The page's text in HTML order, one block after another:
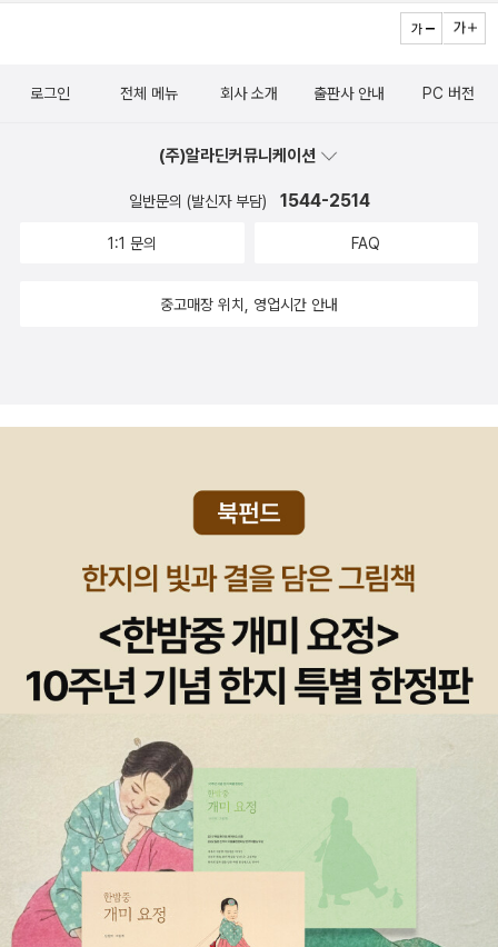
아는 사람, 늘 상대에게 “더 좋은 말을 주고 싶”[「히쓰지분가쿠
들은 무게감을 가질 수밖에 없다. 이번 시집의 해설을 맡은 문학
에 대한 깊은 이해 아래 함부로 “믿음의 언어와 공동의 언어를”
허물지 않는다. 언제든 “진심에 대한 단정하고 다정한 가정이
‘사각사각’ 자신의 “언어를 더”할 뿐이다. 그 간절함을 통해 ‘당
로/로//노래”[「히쓰지분가쿠(羊文学) 보컬과 결혼하려면」]를 시
작하는 우리에게, 시인은 더 많은 말풍선을 함께 채워나가자며 펜
듯”(「나의 모험 만화」).
서 라는 시를 읽어 봅니다.펭귄 몸무게는 어떻게 재는지 아냐고
묻는데 잘 모르니까 이러게 하는 그러며껴않았다는 것을 같이 몸
름 속에서 시를 읽으며 시인님의 마음속에서 사물을 바라보고같
로그인 전체 메뉴 회사 소개 출판사 안내 PC 버전
(주)알라딘커뮤니케이션
일반문의 (발신자 부담) 1544-2514
1:1 문의 FAQ
중고매장 위치, 영업시간 안내